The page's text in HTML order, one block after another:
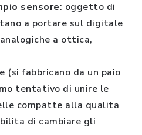
sensore: oggetto di
a portare sul digitale
a ottica,
(si fabbricano da un paio
tentativo di unire le
compatte alla qualita
di cambiare gli